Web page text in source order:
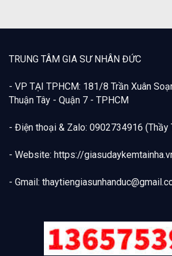
TRUNG TÂM GIA SƯ NHÂN ĐỨC
- VP TẠI TPHCM: 181/8 Trần Xuân
Thuận Tây - Quận 7 - TPHCM
- Điện thoại & Zalo: 0902734916 (Thầy
- Website: https://
- Gmail: